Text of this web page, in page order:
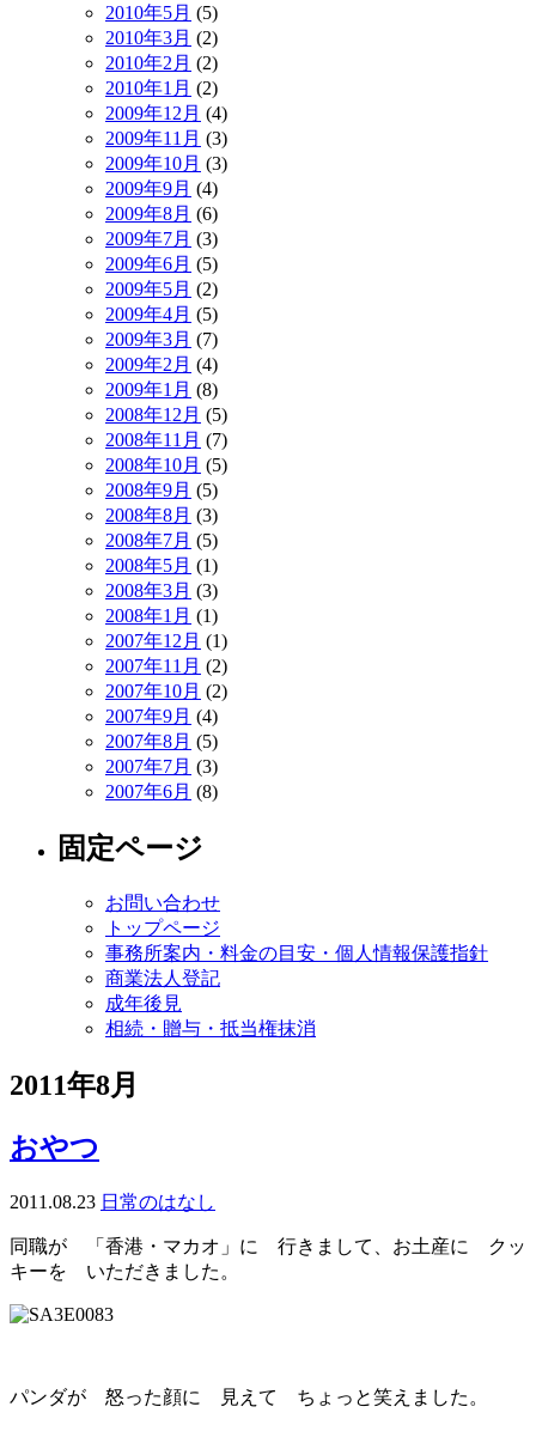
2010年5月 (5)
2010年3月 (2)
2010年2月 (2)
2010年1月 (2)
2009年12月 (4)
2009年11月 (3)
2009年10月 (3)
2009年9月 (4)
2009年8月 (6)
2009年7月 (3)
2009年6月 (5)
2009年5月 (2)
2009年4月 (5)
2009年3月 (7)
2009年2月 (4)
2009年1月 (8)
2008年12月 (5)
2008年11月 (7)
2008年10月 (5)
2008年9月 (5)
2008年8月 (3)
2008年7月 (5)
2008年5月 (1)
2008年3月 (3)
2008年1月 (1)
2007年12月 (1)
2007年11月 (2)
2007年10月 (2)
2007年9月 (4)
2007年8月 (5)
2007年7月 (3)
2007年6月 (8)
固定ページ
お問い合わせ
トップページ
事務所案内・料金の目安・個人情報保護指針
商業法人登記
成年後見
相続・贈与・抵当権抹消
2011年8月
おやつ
2011.08.23 日常のはなし
同職が 「香港・マカオ」に 行きまして、お土産に クッ
キーを いただきました。
パンダが 怒った顔に 見えて ちょっと笑えました。